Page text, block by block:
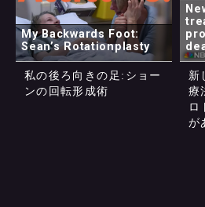
My Backwards Foot:
Sean’s Rotationplasty
私の後ろ向きの足:ショー
ンの回転形成術
新
療
ロ
が